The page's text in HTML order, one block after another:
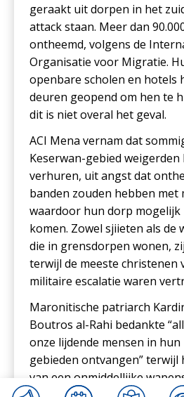
geraakt uit dorpen in het
attack staan. Meer dan
ontheemd, volgens de
Organisatie voor Migratie.
openbare scholen en hotels
deuren geopend om hen te
dit is niet overal het geval.
ACI Mena vernam dat
Keserwan-gebied weigerden
verhuren, uit angst dat
banden zouden hebben
waardoor hun dorp mogelijk
komen. Zowel sjiieten als de
die in grensdorpen wonen,
terwijl de meeste christenen
militaire escalatie waren
Maronitische patriarch
Boutros al-Rahi bedankte
onze lijdende mensen in hun
gebieden ontvangen” terwijl
van een onmiddellijke